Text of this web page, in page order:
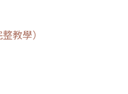
教學）